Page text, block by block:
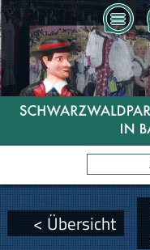
< Übersicht